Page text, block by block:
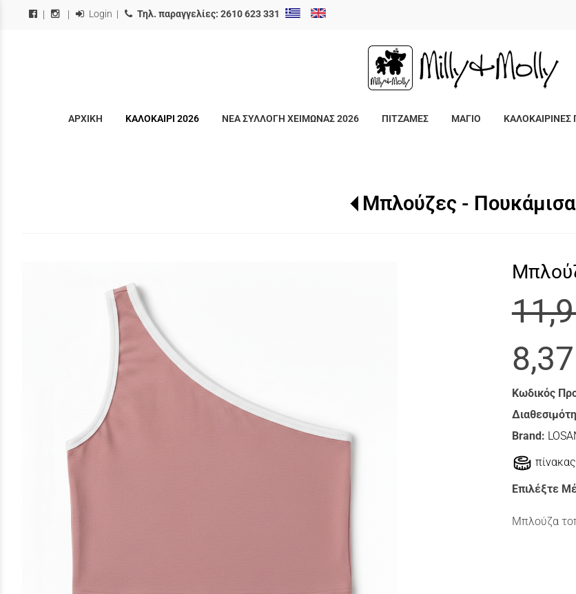
Login | Τηλ. παραγγελίες: 2610 623 331
ΑΡΧΙΚΗ ΚΑΛΟΚΑΙΡΙ 2026 ΝΕΑ ΣΥΛΛΟΓΗ ΧΕΙΜΩΝΑΣ 2026 ΠΙΤΖΑΜΕΣ ΜΑΓΙΟ
Μπλούζες - Πουκάμισα
Κωδικός
Brand:
Επιλέξτε
Μπλούζα